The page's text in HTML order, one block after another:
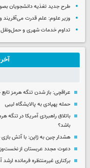
طرح جدید تغذیه دانشجویان
وزیر علوم: علم قدرت می‌آفریند
تداوم خدمات شهری و
عراقچی: باز شدن تنگه هرمز
حمله پهپادی به پالایشگاه لیبی
باتلاق راهبردی آمریکا در
باشد؟
هشدار چین به ژاپن: با آتش بازی
دعوت مجدد عربستان از
برکناری غیرمنتظره فرمانده ارشد